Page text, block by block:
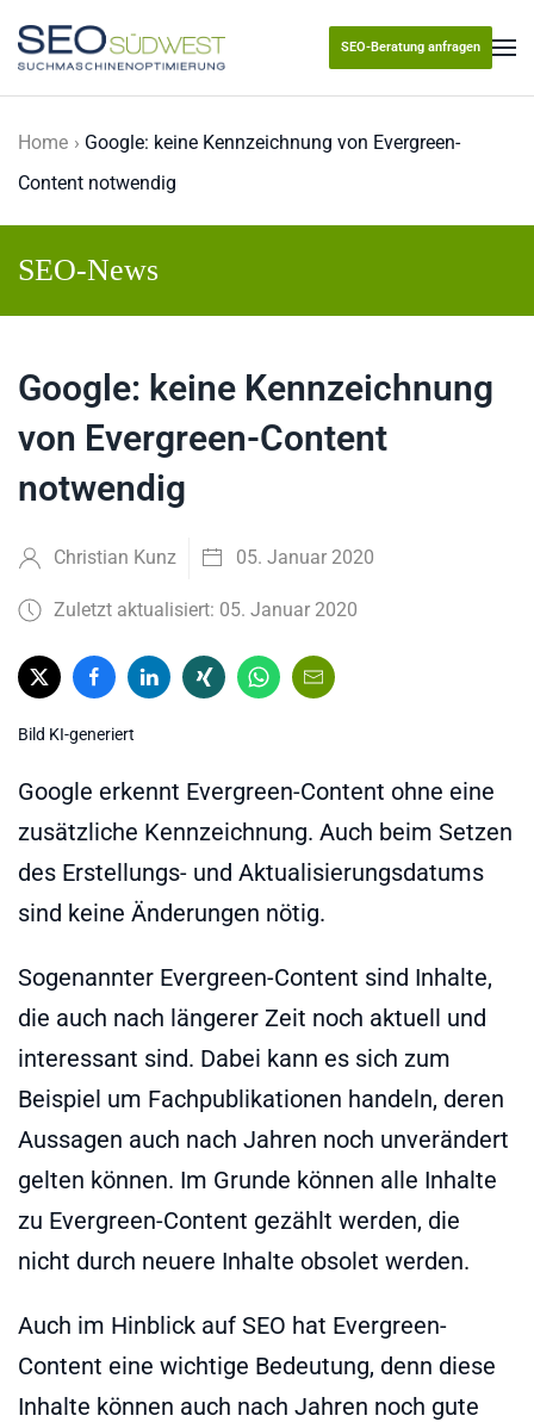
Skip to main content
SEO-Beratung anfragen
Home
Google: keine Kennzeichnung von Evergreen-
Content notwendig
SEO-News
Google: keine Kennzeichnung
von Evergreen-Content
notwendig
Christian Kunz 05. Januar 2020
Zuletzt aktualisiert: 05. Januar 2020
Bild KI-generiert
Google erkennt Evergreen-Content ohne eine
zusätzliche Kennzeichnung. Auch beim Setzen
des Erstellungs- und Aktualisierungsdatums
sind keine Änderungen nötig.
Sogenannter Evergreen-Content sind Inhalte,
die auch nach längerer Zeit noch aktuell und
interessant sind. Dabei kann es sich zum
Beispiel um Fachpublikationen handeln, deren
Aussagen auch nach Jahren noch unverändert
gelten können. Im Grunde können alle Inhalte
zu Evergreen-Content gezählt werden, die
nicht durch neuere Inhalte obsolet werden.
Auch im Hinblick auf SEO hat Evergreen-
Content eine wichtige Bedeutung, denn diese
Inhalte können auch nach Jahren noch gute